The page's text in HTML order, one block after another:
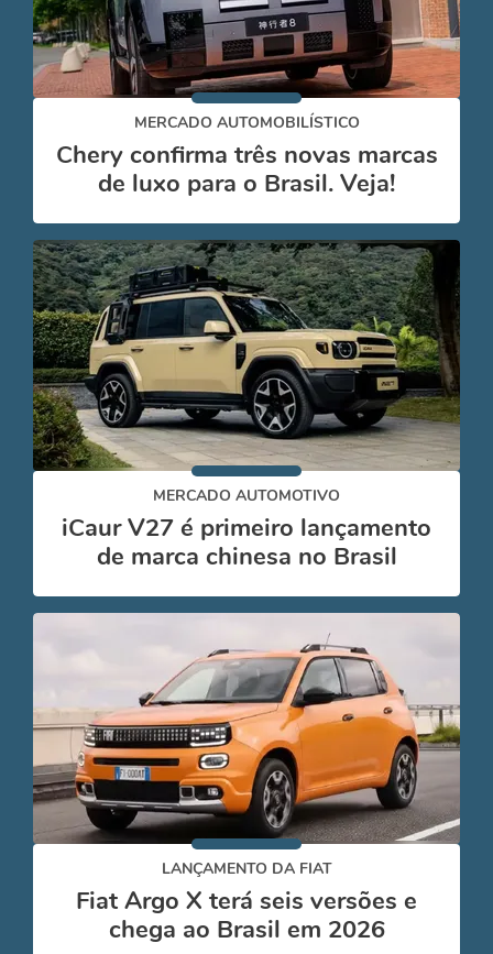
MERCADO AUTOMOBILÍSTICO
Chery confirma três novas marcas
de luxo para o Brasil. Veja!
MERCADO AUTOMOTIVO
iCaur V27 é primeiro lançamento
de marca chinesa no Brasil
LANÇAMENTO DA FIAT
Fiat Argo X terá seis versões e
chega ao Brasil em 2026